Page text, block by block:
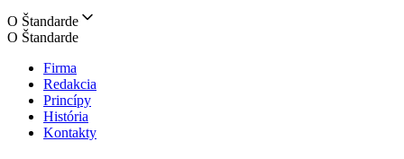
O Štandarde
O Štandarde
Firma
Redakcia
Princípy
História
Kontakty